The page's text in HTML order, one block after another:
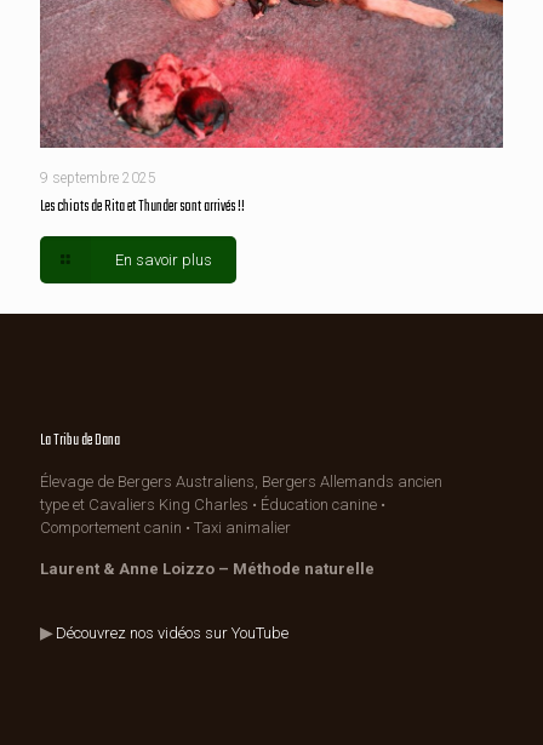
9 septembre 2025
Les chiots de Rita et Thunder sont arrivés !!
En savoir plus
La Tribu de Dana
Élevage de Bergers Australiens, Bergers Allemands ancien
type et Cavaliers King Charles • Éducation canine •
Comportement canin • Taxi animalier
Laurent & Anne Loizzo – Méthode naturelle
▶ Découvrez nos vidéos sur YouTube